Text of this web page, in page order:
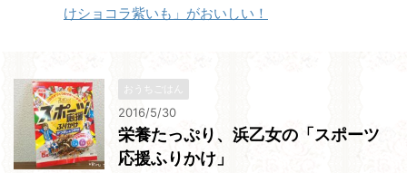
けショコラ紫いも」がおいしい！
おうちごはん
2016/5/30
栄養たっぷり、浜乙女の「スポーツ
応援ふりかけ」